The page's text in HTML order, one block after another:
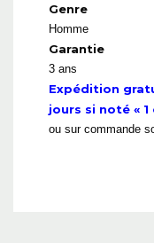
Genre
Homme
Garantie
3 ans
Expédition
jours si noté « 1
ou sur commande